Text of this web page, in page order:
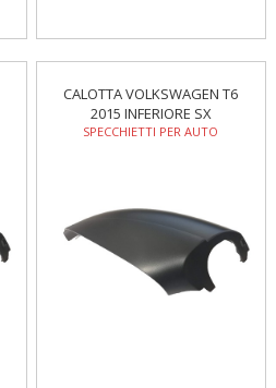
CALOTTA VOLKSWAGEN T6
2015 INFERIORE SX
SPECCHIETTI PER AUTO